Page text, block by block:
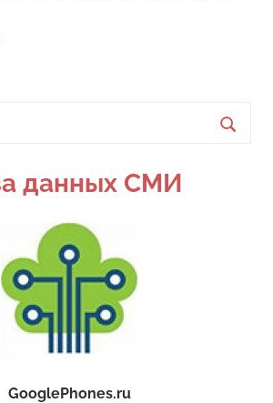
данных СМИ
GooglePhones.ru